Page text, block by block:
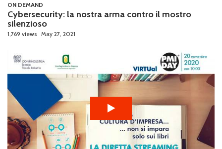
ON DEMAND
Cybersecurity: la nostra arma contro il mostro
silenzioso
1,769 views May 27, 2021